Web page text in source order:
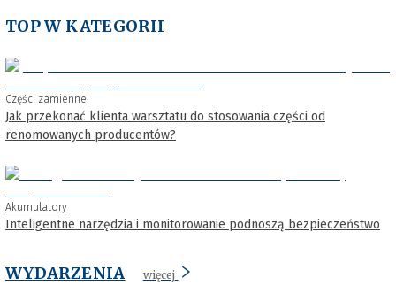
TOP W KATEGORII
Części zamienne
Jak przekonać klienta warsztatu do stosowania części od
renomowanych producentów?
Akumulatory
Inteligentne narzędzia i monitorowanie podnoszą bezpieczeństwo
WYDARZENIA więcej